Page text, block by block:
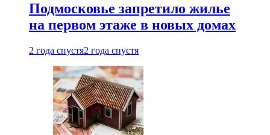
Подмосковье запретило жилье
на первом этаже в новых домах
2 года спустя2 года спустя